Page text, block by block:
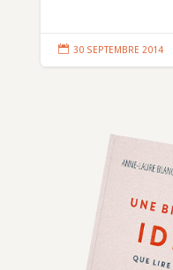
 30 SEPTEMBRE 2014